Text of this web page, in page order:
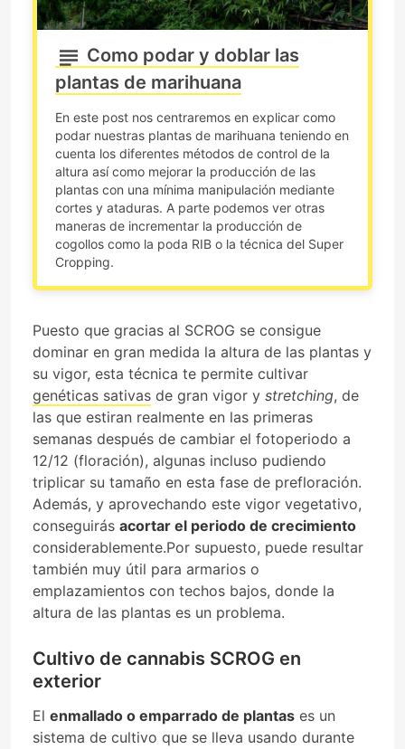
Como podar y doblar las
plantas de marihuana
En este post nos centraremos en explicar como
podar nuestras plantas de marihuana teniendo en
cuenta los diferentes métodos de control de la
altura así como mejorar la producción de las
plantas con una mínima manipulación mediante
cortes y ataduras. A parte podemos ver otras
maneras de incrementar la producción de
cogollos como la poda RIB o la técnica del Super
Cropping.
Puesto que gracias al SCROG se consigue
dominar en gran medida la altura de las plantas y
su vigor, esta técnica te permite cultivar
genéticas sativas de gran vigor y stretching, de
las que estiran realmente en las primeras
semanas después de cambiar el fotoperiodo a
12/12 (floración), algunas incluso pudiendo
triplicar su tamaño en esta fase de prefloración.
Además, y aprovechando este vigor vegetativo,
conseguirás acortar el periodo de crecimiento
considerablemente.Por supuesto, puede resultar
también muy útil para armarios o
emplazamientos con techos bajos, donde la
altura de las plantas es un problema.
Cultivo de cannabis SCROG en
exterior
El enmallado o emparrado de plantas es un
sistema de cultivo que se lleva usando durante